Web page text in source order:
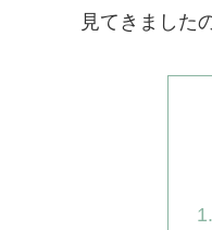
見てきました